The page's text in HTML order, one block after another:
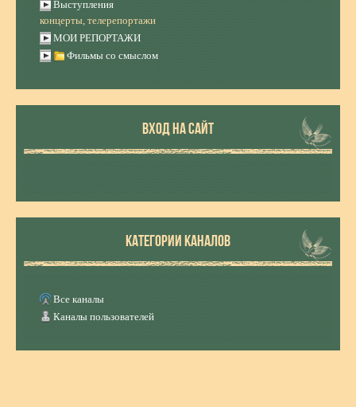
Выступления
концерты, телерепортажи
МОИ РЕПОРТАЖИ
Фильмы со смыслом
ВХОД НА САЙТ
КАТЕГОРИИ КАНАЛОВ
Все каналы
Каналы пользователей